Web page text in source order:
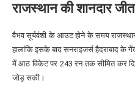
राजस्थान की शानदार जीत
वैभव सूर्यवंशी के आउट होने के समय
हालांकि इसके बाद सनराइजर्स हैदराबाद के
में आठ विकेट पर 243 रन तक सीमित कर
जोड़ सकी।